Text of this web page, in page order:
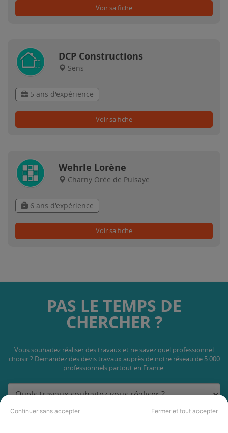
Continuer sans accepter Fermer et tout accepter
Voir sa fiche
DCP Constructions
Sens
5 ans d'expérience
Voir sa fiche
Wehrle Lorène
Charny Orée de Puisaye
6 ans d'expérience
Voir sa fiche
PAS LE TEMPS DE
CHERCHER ?
Vous souhaitez réaliser des travaux et ne savez quel professionnel
choisir ? Demandez des devis travaux auprès de notre réseau de 5 000
professionnels partout en France.